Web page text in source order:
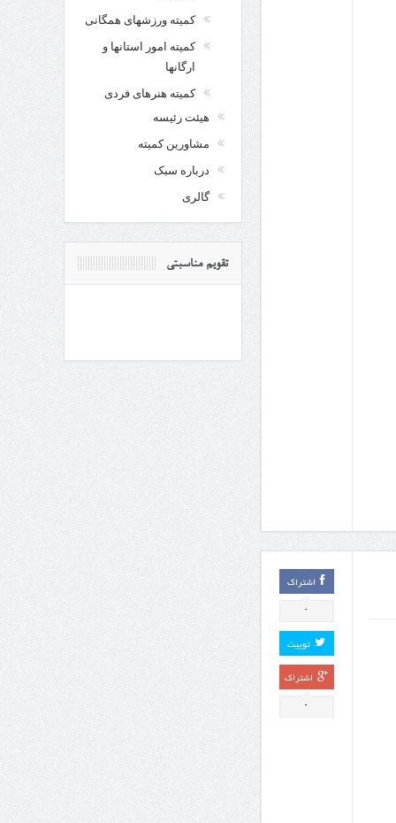
اشتراک
0
توییت
اشتراک
0
کمیته ورزشهای همگانی
کمیته امور استانها و
ارگانها
کمیته هنرهای فردی
هیئت رئیسه
مشاورین کمیته
درباره سبک
گالری
تقویم مناسبتی